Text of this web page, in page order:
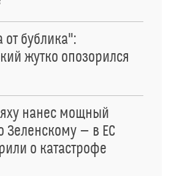
бублика":
жутко опозорился
нанес мощный
Зеленскому — в ЕС
о катастрофе